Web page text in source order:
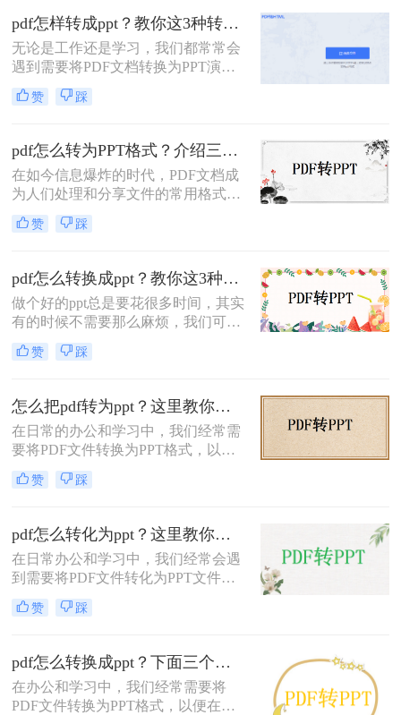
如何pdf转ppt？很多人不知道如何使
用pdf转ppt怎么操作。小编今天会教
你如何操作。下面一起来看看吧，希
望能帮助到大家。
pdf怎样转成ppt？教你这3种转换方法！
无论是工作还是学习，我们都常常会
遇到需要将PDF文档转换为PPT演示
文稿的情况。那么，PDF怎样转成
PPT呢？本文将为大家详细介绍几种
务。
赞 踩
pdf怎么转为PPT格式？介绍三种简便而高效的方法！
在如今信息爆炸的时代，PDF文档成
为人们处理和分享文件的常用格式之
一。然而，有时候我们需要将PDF转
换为PPT格式，以方便编辑或演示。
将为您详细介绍三种简便而高效的方
法。
赞 踩
pdf怎么转换成ppt？教你这3种转换方法！
做个好的ppt总是要花很多时间，其实
有的时候不需要那么麻烦，我们可以
自己到网上找一些资料把它转换成ppt
格式就可以了，如果发现的资料正好
我就会教你怎样把pdf怎么转换成
ppt，以下是pdf转ppt的操作步骤。
赞 踩
怎么把pdf转为ppt？这里教你这三种方法!！
在日常的办公和学习中，我们经常需
要将PDF文件转换为PPT格式，以便
更好地进行演示和分享。那么怎么把
pdf转为ppt呢？本文将为你介绍四种
PPT的转换。
赞 踩
pdf怎么转化为ppt？这里教你这三种方法！
在日常办公和学习中，我们经常会遇
到需要将PDF文件转化为PPT文件的
情况。这可能是因为PDF文件包含了
我们需要的演示内容，但我们又希望
那么PDF怎么转化为PPT呢？以下将
详细介绍几种将PDF转化为PPT的方
法。
赞 踩
pdf怎么转换成ppt？下面三个方法让你一学就会！
在办公和学习中，我们经常需要将
PDF文件转换为PPT格式，以便在演